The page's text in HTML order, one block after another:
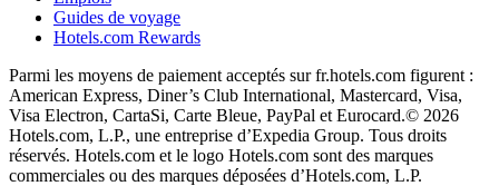
Guides de voyage
Hotels.com Rewards
Parmi les moyens de paiement acceptés sur fr.hotels.com figurent :
American Express, Diner’s Club International, Mastercard, Visa,
Visa Electron, CartaSi, Carte Bleue, PayPal et Eurocard.© 2026
Hotels.com, L.P., une entreprise d’Expedia Group. Tous droits
réservés. Hotels.com et le logo Hotels.com sont des marques
commerciales ou des marques déposées d’Hotels.com, L.P.